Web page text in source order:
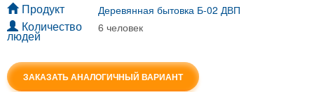
Продукт Деревянная бытовка Б-02 ДВП
Количество
людей
6 человек
ЗАКАЗАТЬ АНАЛОГИЧНЫЙ ВАРИАНТ